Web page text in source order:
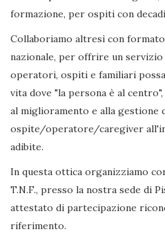
formazione, per ospiti con
Collaboriamo altresì con
nazionale, per offrire un servizio
operatori, ospiti e familiari
vita dove "la persona è al
al miglioramento e alla gestione
ospite/operatore/caregiver
adibite.
In questa ottica organizziamo
T.N.F., presso la nostra sede di
attestato di partecipazione
riferimento.